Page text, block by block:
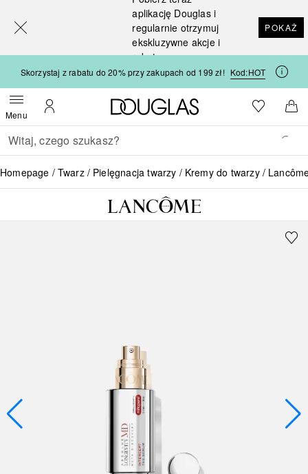
aplikację Douglas i
regularnie otrzymuj
ekskluzywne akcje i
rabaty
POKAŻ
Skorzystaj z rabatu do 20% przy zakupach od 199 zł! Kod:HOT
MenuOtwórz menuMoje konto
Strona główna Douglas
Do listyDo
Wracać
Wykonaj wyszukiwanie
Homepage Twarz Pielęgnacja twarzy Kremy do twarzy
[navigation.slideout.screenreader]